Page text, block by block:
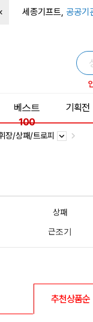
세종기프트, 공공기
베스트
100
기획전
장/상패/트로피
상패
근조기
추천상품순